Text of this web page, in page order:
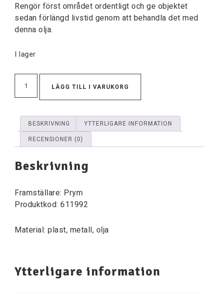
Rengör först området ordentligt och ge objektet
sedan förlängd livstid genom att behandla det med
denna olja.
I lager
LÄGG TILL I VARUKORG
BESKRIVNING
YTTERLIGARE INFORMATION
RECENSIONER (0)
Beskrivning
Framställare: Prym
Produktkod: 611992
Material: plast, metall, olja
Ytterligare information